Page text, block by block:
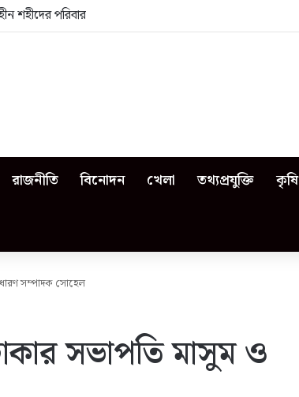
শহীদের পরিবার
রাজনীতি বিনোদন খেলা তথ্যপ্রযুক্তি কৃষি
সম্পাদক সোহেল
সভাপতি মাসুম ও